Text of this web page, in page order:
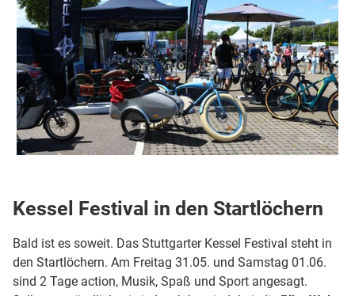
Kessel Festival in den Startlöchern
Bald ist es soweit. Das Stuttgarter Kessel Festival steht in
den Startlöchern. Am Freitag 31.05. und Samstag 01.06.
sind 2 Tage action, Musik, Spaß und Sport angesagt.